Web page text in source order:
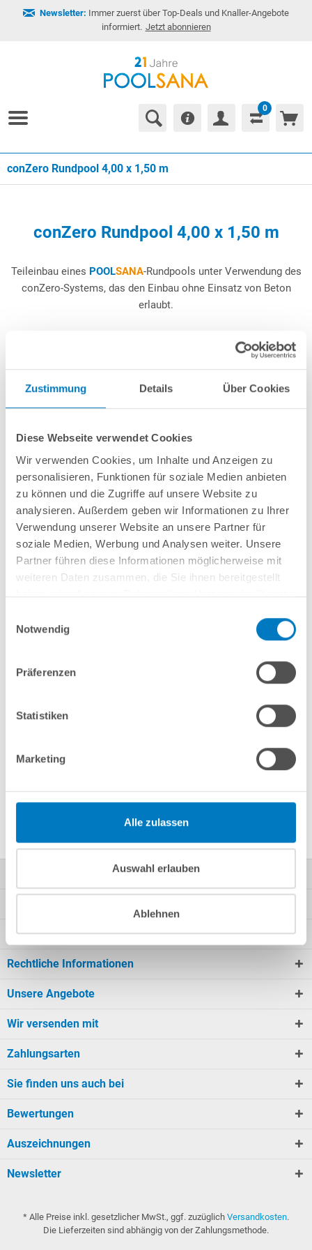
Zustimmung Details Über Cookies
Diese Webseite verwendet Cookies
Wir verwenden Cookies, um Inhalte und Anzeigen zu
personalisieren, Funktionen für soziale Medien anbieten
zu können und die Zugriffe auf unsere Website zu
analysieren. Außerdem geben wir Informationen zu Ihrer
Verwendung unserer Website an unsere Partner für
soziale Medien, Werbung und Analysen weiter. Unsere
Partner führen diese Informationen möglicherweise mit
weiteren Daten zusammen, die Sie ihnen bereitgestellt
Notwendig
Präferenzen
Statistiken
Marketing
Alle zulassen
Auswahl erlauben
Ablehnen
Newsletter: Immer zuerst über Top-Deals und Knaller-Angebote
informiert. Jetzt abonnieren
0
conZero Rundpool 4,00 x 1,50 m
conZero Rundpool 4,00 x 1,50 m
Teileinbau eines POOLSANA-Rundpools unter Verwendung des
conZero-Systems, das den Einbau ohne Einsatz von Beton
erlaubt.
Passende Produkte für dieses Projekt
Stahlwand-Rundpool
POOLSANA HQ mit Alu-
Handlauf 4,00 x 1,50 m
conZero-Set Bodenplatte
(Hartschaum- und
Vinylplatten) für Rundpool
Video anzusehen.
Kundeninformationen
Rechtliche Informationen
Unsere Angebote
Wir versenden mit
Zahlungsarten
Sie finden uns auch bei
Bewertungen
Auszeichnungen
Newsletter
* Alle Preise inkl. gesetzlicher MwSt., ggf. zuzüglich Versandkosten.
Die Lieferzeiten sind abhängig von der Zahlungsmethode.